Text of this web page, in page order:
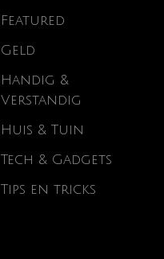
Featured
Geld
Handig &
Verstandig
Huis & Tuin
Tech & Gadgets
Tips en tricks